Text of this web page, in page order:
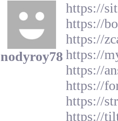
nodyroy78
https://
https://
https://
https://
https://
https://
https://
https://